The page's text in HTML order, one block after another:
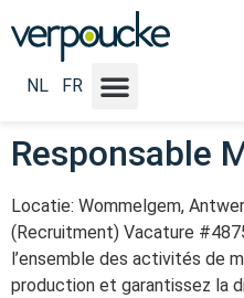
NL FR
Vacature
Bachelor -
Responsable
Locatie: Wommelgem,
(Recruitment) Vacature
l’ensemble des activités de
production et garantissez la